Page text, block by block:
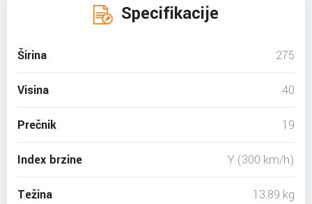
Specifikacije
Širina 275
Visina 40
Prečnik 19
Index brzine Y (300 km/h)
Težina 13.89 kg